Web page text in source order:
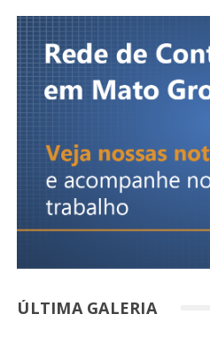
ÚLTIMA GALERIA